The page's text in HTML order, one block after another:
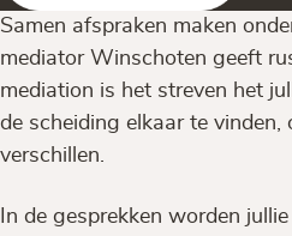
Samen afspraken maken
mediator Winschoten geeft
mediation is het streven het
de scheiding elkaar te vinden,
verschillen.
In de gesprekken worden